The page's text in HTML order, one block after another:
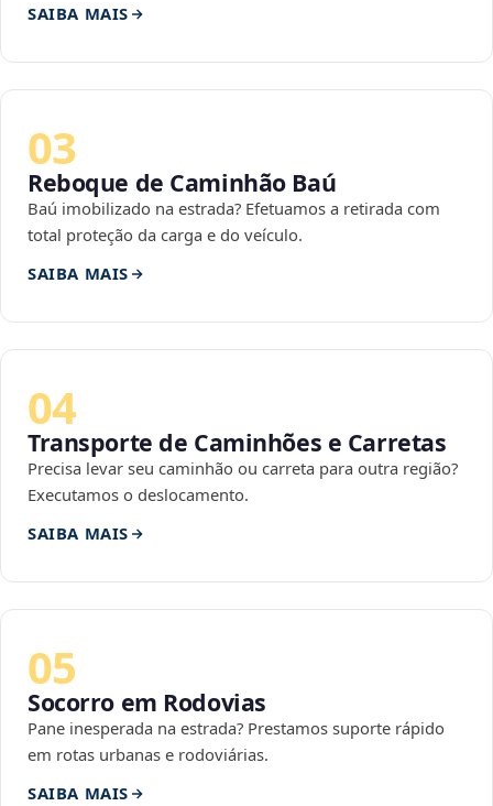
SAIBA MAIS
03
Reboque de Caminhão Baú
Baú imobilizado na estrada? Efetuamos a retirada com
total proteção da carga e do veículo.
SAIBA MAIS
04
Transporte de Caminhões e Carretas
Precisa levar seu caminhão ou carreta para outra região?
Executamos o deslocamento.
SAIBA MAIS
05
Socorro em Rodovias
Pane inesperada na estrada? Prestamos suporte rápido
em rotas urbanas e rodoviárias.
SAIBA MAIS